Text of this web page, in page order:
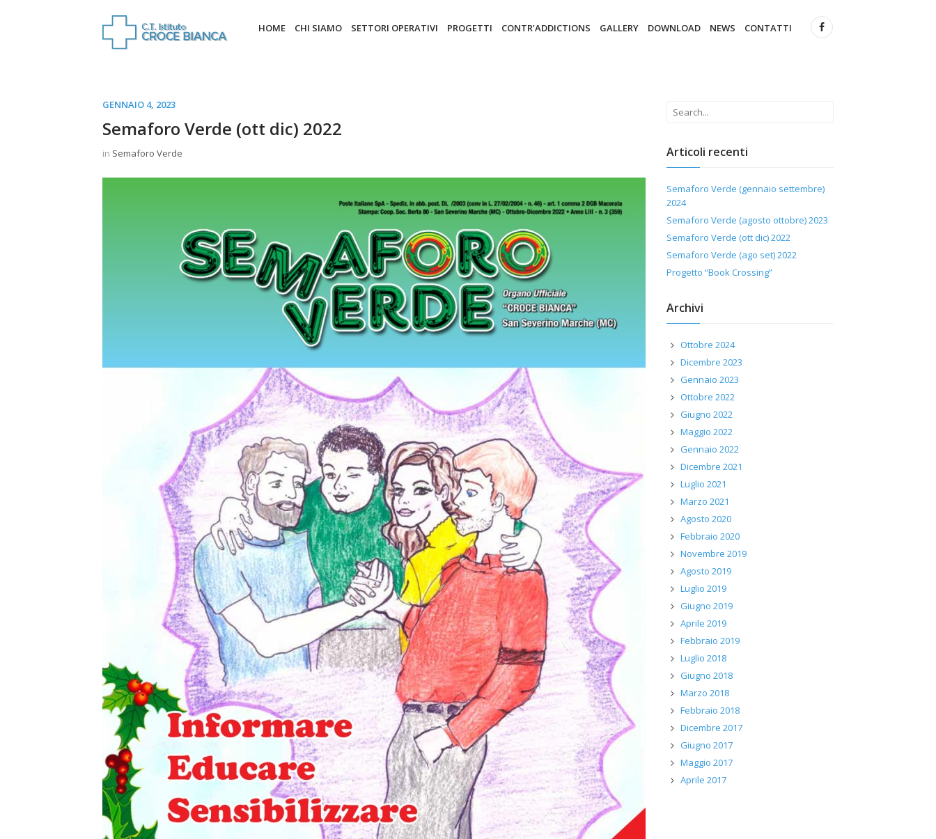
HOME CHI SIAMO SETTORI OPERATIVI PROGETTI CONTR’ADDICTIONS GALLERY DOWNLOAD NEWS CONTATTI
GENNAIO 4, 2023
Semaforo Verde (ott dic) 2022
in Semaforo Verde Articoli recenti
Semaforo Verde (gennaio settembre)
2024
Semaforo Verde (agosto ottobre) 2023
Semaforo Verde (ott dic) 2022
Semaforo Verde (ago set) 2022
Progetto “Book Crossing”
Archivi
Ottobre 2024
Dicembre 2023
Gennaio 2023
Ottobre 2022
Giugno 2022
Maggio 2022
Gennaio 2022
Dicembre 2021
Luglio 2021
Marzo 2021
Agosto 2020
Febbraio 2020
Novembre 2019
Agosto 2019
Luglio 2019
Giugno 2019
Aprile 2019
Febbraio 2019
Luglio 2018
Giugno 2018
Marzo 2018
Febbraio 2018
Dicembre 2017
Giugno 2017
Maggio 2017
Aprile 2017